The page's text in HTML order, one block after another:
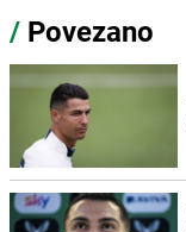
/ Povezano